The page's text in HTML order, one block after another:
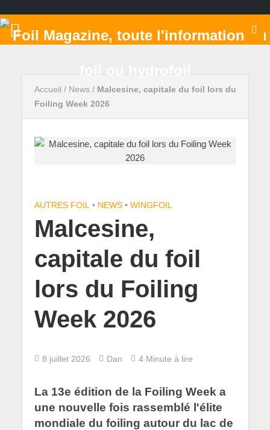
Accueil / News/ Malcesine, capitale du foil lors du
Foiling Week 2026
AUTRES FOIL • NEWS • WINGFOIL
Malcesine,
capitale du foil
lors du Foiling
Week 2026
8 juillet 2026 Dan 4 Minute à lire
La 13e édition de la Foiling Week a
une nouvelle fois rassemblé l'élite
mondiale du foiling autour du lac de